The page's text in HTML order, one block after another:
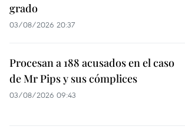
grado
03/08/2026 20:37
Procesan a 188 acusados en el caso
de Mr Pips y sus cómplices
03/08/2026 09:43